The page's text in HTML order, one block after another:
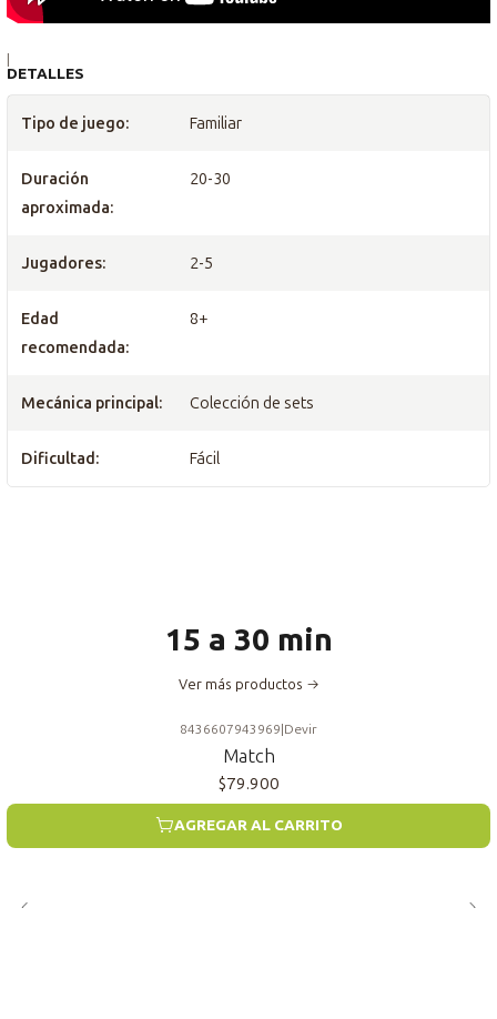
|
DETALLES
Tipo de juego: Familiar
Duración
aproximada:
20-30
Jugadores: 2-5
Edad
recomendada:
8+
Mecánica principal: Colección de sets
Dificultad: Fácil
15 a 30 min
Ver más productos
8436607943969 Devir
Match
$79.900
AGREGAR AL CARRITO